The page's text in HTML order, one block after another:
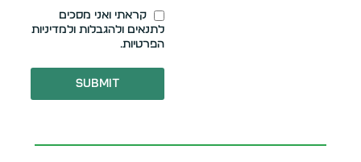
קראתי ואני מסכים
לתנאים ולהגבלות ולמדיניות
הפרטיות.
Submit